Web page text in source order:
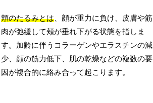
頬のたるみとは、顔が重力に負け、皮膚や筋
肉が弛緩して頬が垂れ下がる状態を指しま
す。加齢に伴うコラーゲンやエラスチンの減
少、顔の筋力低下、肌の乾燥などの複数の要
因が複合的に絡み合って起こります。